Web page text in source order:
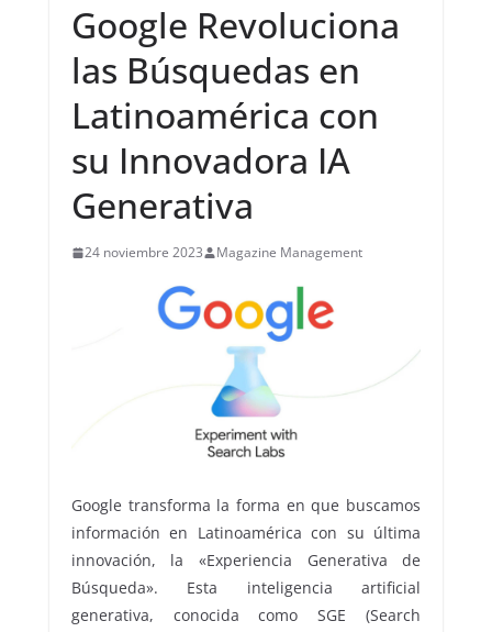
Google Revoluciona
las Búsquedas en
Latinoamérica con
su Innovadora IA
Generativa
24 noviembre 2023 Magazine Management
Google transforma la forma en que buscamos
información en Latinoamérica con su última
innovación, la «Experiencia Generativa de
Búsqueda». Esta inteligencia artificial
generativa, conocida como SGE (Search